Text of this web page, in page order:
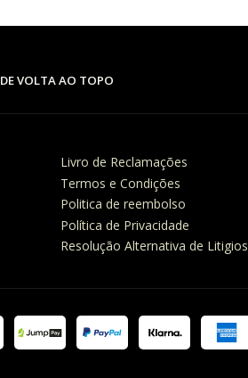
DE VOLTA AO TOPO
Livro de Reclamações
Termos e Condições
Politica de reembolso
Política de Privacidade
Resolução Alternativa de Litigios